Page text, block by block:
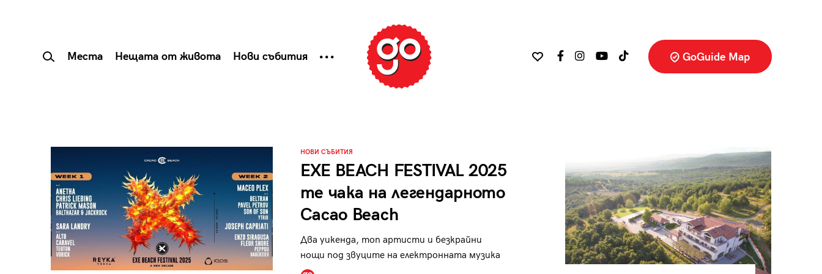
Места Нещата от живота Нови събития GoGuide Map
НОВИ СЪБИТИЯ
EXE BEACH FESTIVAL 2025
те чака на легендарното
Cacao Beach
Два уикенда, топ артисти и безкрайни
нощи под звуците на електронната музика